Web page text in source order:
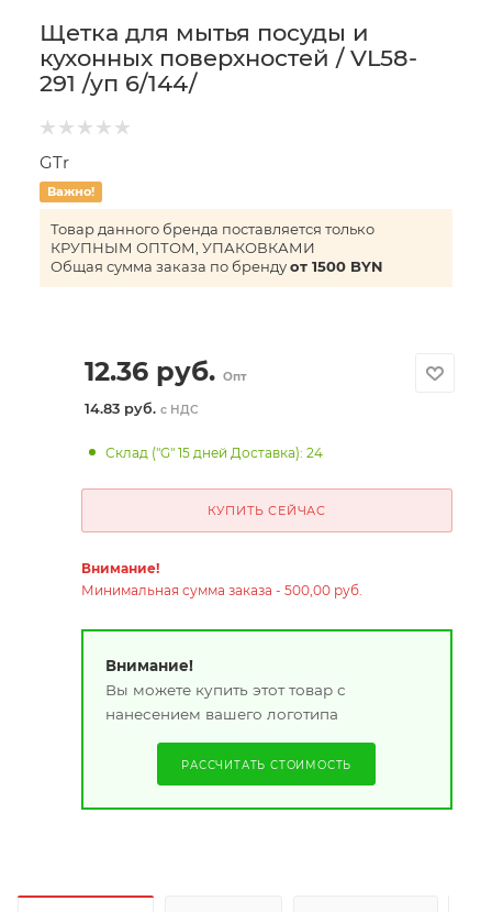
Щетка для мытья посуды и
кухонных поверхностей / VL58-
291 /уп 6/144/
GTr
Важно!
Товар данного бренда поставляется только
КРУПНЫМ ОПТОМ, УПАКОВКАМИ
Общая сумма заказа по брендуот 1500 BYN
12.36руб. Опт
14.83 руб. с НДС
Склад ("G" 15 дней Доставка): 24
КУПИТЬ СЕЙЧАС
Внимание!
Минимальная сумма заказа - 500,00 руб.
Внимание!
Вы можете купить этот товар с
нанесением вашего логотипа
РАССЧИТАТЬ СТОИМОСТЬ